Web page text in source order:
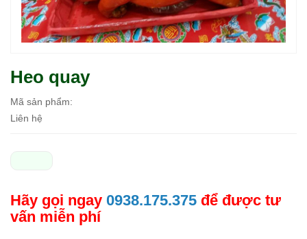
Heo quay
Mã sản phẩm:
Liên hệ
Hãy gọi ngay 0938.175.375 để được tư
vấn miễn phí